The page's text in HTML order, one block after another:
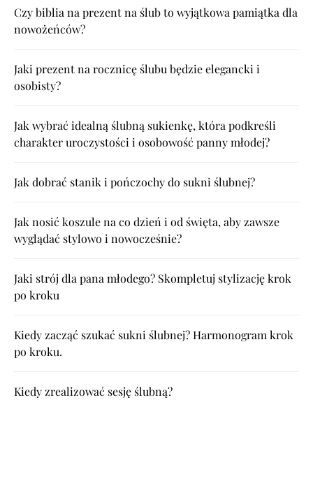
Czy biblia na prezent na ślub to wyjątkowa pamiątka dla
nowożeńców?
Jaki prezent na rocznicę ślubu będzie elegancki i
osobisty?
Jak wybrać idealną ślubną sukienkę, która podkreśli
charakter uroczystości i osobowość panny młodej?
Jak dobrać stanik i pończochy do sukni ślubnej?
Jak nosić koszule na co dzień i od święta, aby zawsze
wyglądać stylowo i nowocześnie?
Jaki strój dla pana młodego? Skompletuj stylizację krok
po kroku
Kiedy zacząć szukać sukni ślubnej? Harmonogram krok
po kroku.
Kiedy zrealizować sesję ślubną?